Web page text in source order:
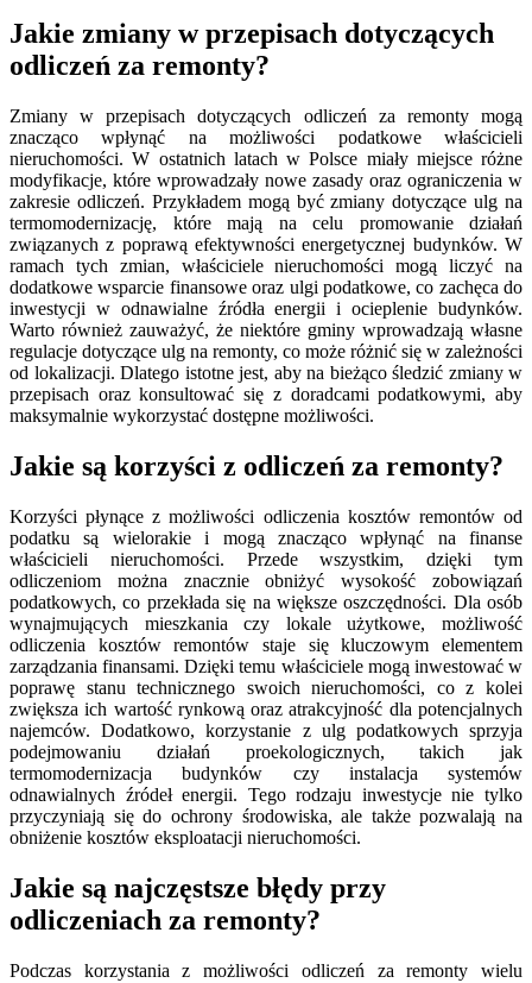
Jakie zmiany w przepisach dotyczących
odliczeń za remonty?
Zmiany w przepisach dotyczących odliczeń za remonty mogą
znacząco wpłynąć na możliwości podatkowe właścicieli
nieruchomości. W ostatnich latach w Polsce miały miejsce różne
modyfikacje, które wprowadzały nowe zasady oraz ograniczenia w
zakresie odliczeń. Przykładem mogą być zmiany dotyczące ulg na
termomodernizację, które mają na celu promowanie działań
związanych z poprawą efektywności energetycznej budynków. W
ramach tych zmian, właściciele nieruchomości mogą liczyć na
dodatkowe wsparcie finansowe oraz ulgi podatkowe, co zachęca do
inwestycji w odnawialne źródła energii i ocieplenie budynków.
Warto również zauważyć, że niektóre gminy wprowadzają własne
regulacje dotyczące ulg na remonty, co może różnić się w zależności
od lokalizacji. Dlatego istotne jest, aby na bieżąco śledzić zmiany w
przepisach oraz konsultować się z doradcami podatkowymi, aby
maksymalnie wykorzystać dostępne możliwości.
Jakie są korzyści z odliczeń za remonty?
Korzyści płynące z możliwości odliczenia kosztów remontów od
podatku są wielorakie i mogą znacząco wpłynąć na finanse
właścicieli nieruchomości. Przede wszystkim, dzięki tym
odliczeniom można znacznie obniżyć wysokość zobowiązań
podatkowych, co przekłada się na większe oszczędności. Dla osób
wynajmujących mieszkania czy lokale użytkowe, możliwość
odliczenia kosztów remontów staje się kluczowym elementem
zarządzania finansami. Dzięki temu właściciele mogą inwestować w
poprawę stanu technicznego swoich nieruchomości, co z kolei
zwiększa ich wartość rynkową oraz atrakcyjność dla potencjalnych
najemców. Dodatkowo, korzystanie z ulg podatkowych sprzyja
podejmowaniu działań proekologicznych, takich jak
termomodernizacja budynków czy instalacja systemów
odnawialnych źródeł energii. Tego rodzaju inwestycje nie tylko
przyczyniają się do ochrony środowiska, ale także pozwalają na
obniżenie kosztów eksploatacji nieruchomości.
Jakie są najczęstsze błędy przy
odliczeniach za remonty?
Podczas korzystania z możliwości odliczeń za remonty wielu